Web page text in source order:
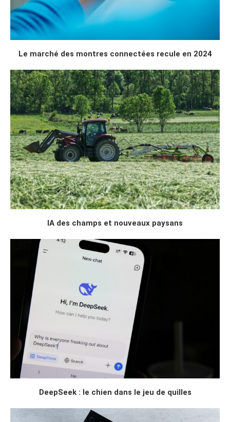
Le marché des montres connectées recule en 2024
IA des champs et nouveaux paysans
DeepSeek : le chien dans le jeu de quilles